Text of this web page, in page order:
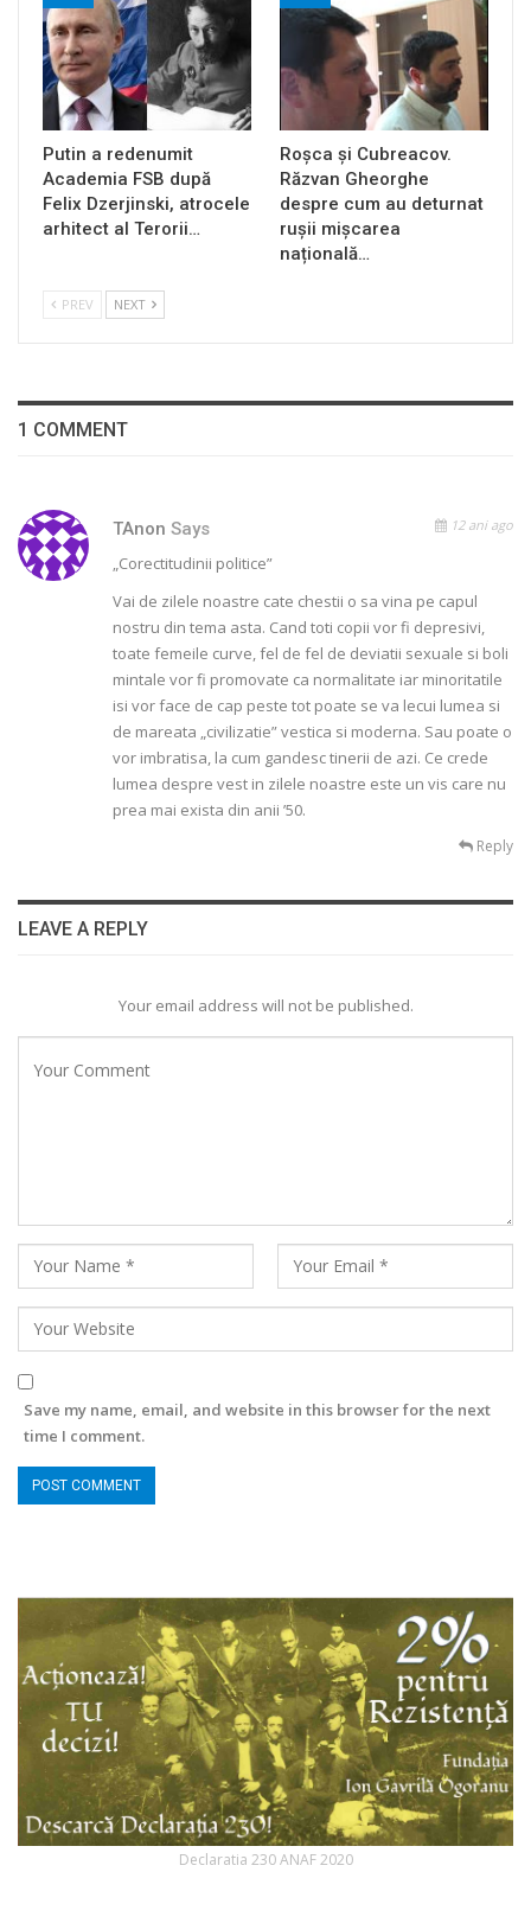
Putin a redenumit
Academia FSB după
Felix Dzerjinski, atrocele
arhitect al Terorii…
Roșca și Cubreacov.
Răzvan Gheorghe
despre cum au deturnat
rușii mișcarea
națională…
PREV NEXT
1 COMMENT
TAnon Says 12 ani ago
„Corectitudinii politice”
Vai de zilele noastre cate chestii o sa vina pe capul
nostru din tema asta. Cand toti copii vor fi depresivi,
toate femeile curve, fel de fel de deviatii sexuale si boli
mintale vor fi promovate ca normalitate iar minoritatile
isi vor face de cap peste tot poate se va lecui lumea si
de mareata „civilizatie” vestica si moderna. Sau poate o
vor imbratisa, la cum gandesc tinerii de azi. Ce crede
lumea despre vest in zilele noastre este un vis care nu
prea mai exista din anii ’50.
Reply
LEAVE A REPLY
Your email address will not be published.
Save my name, email, and website in this browser for the next
time I comment.
Declaratia 230 ANAF 2020